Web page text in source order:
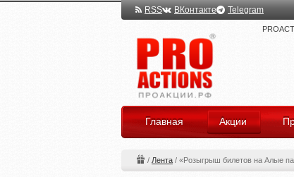
RSS ВКонтакте Telegram
Главная Акции
/ Лента / «Розыгрыш билетов на Алые